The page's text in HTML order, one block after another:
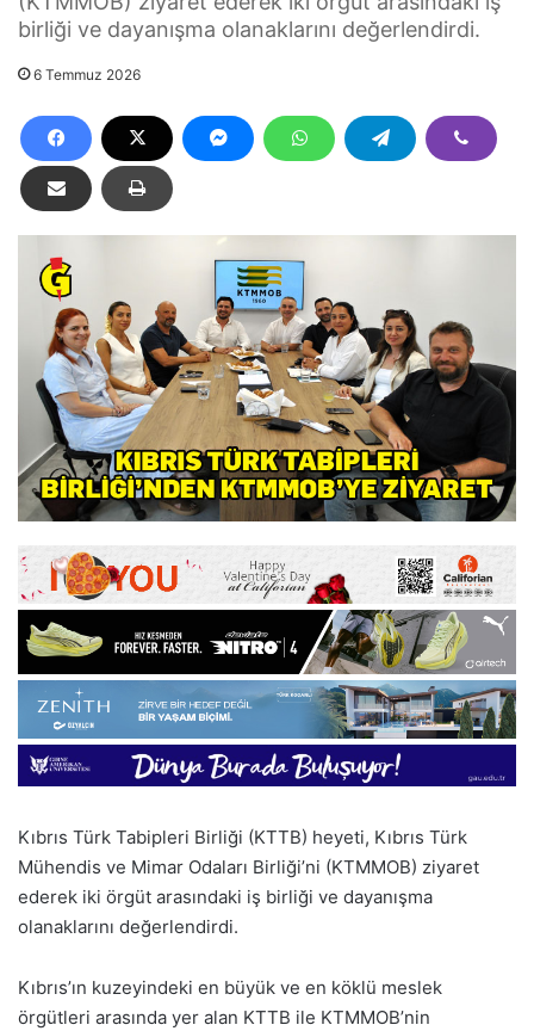
birliği ve dayanışma olanaklarını değerlendirdi.
6 Temmuz 2026
Kıbrıs Türk Tabipleri Birliği (KTTB) heyeti, Kıbrıs Türk
Mühendis ve Mimar Odaları Birliği’ni (KTMMOB) ziyaret
ederek iki örgüt arasındaki iş birliği ve dayanışma
olanaklarını değerlendirdi.
Kıbrıs’ın kuzeyindeki en büyük ve en köklü meslek
örgütleri arasında yer alan KTTB ile KTMMOB’nin